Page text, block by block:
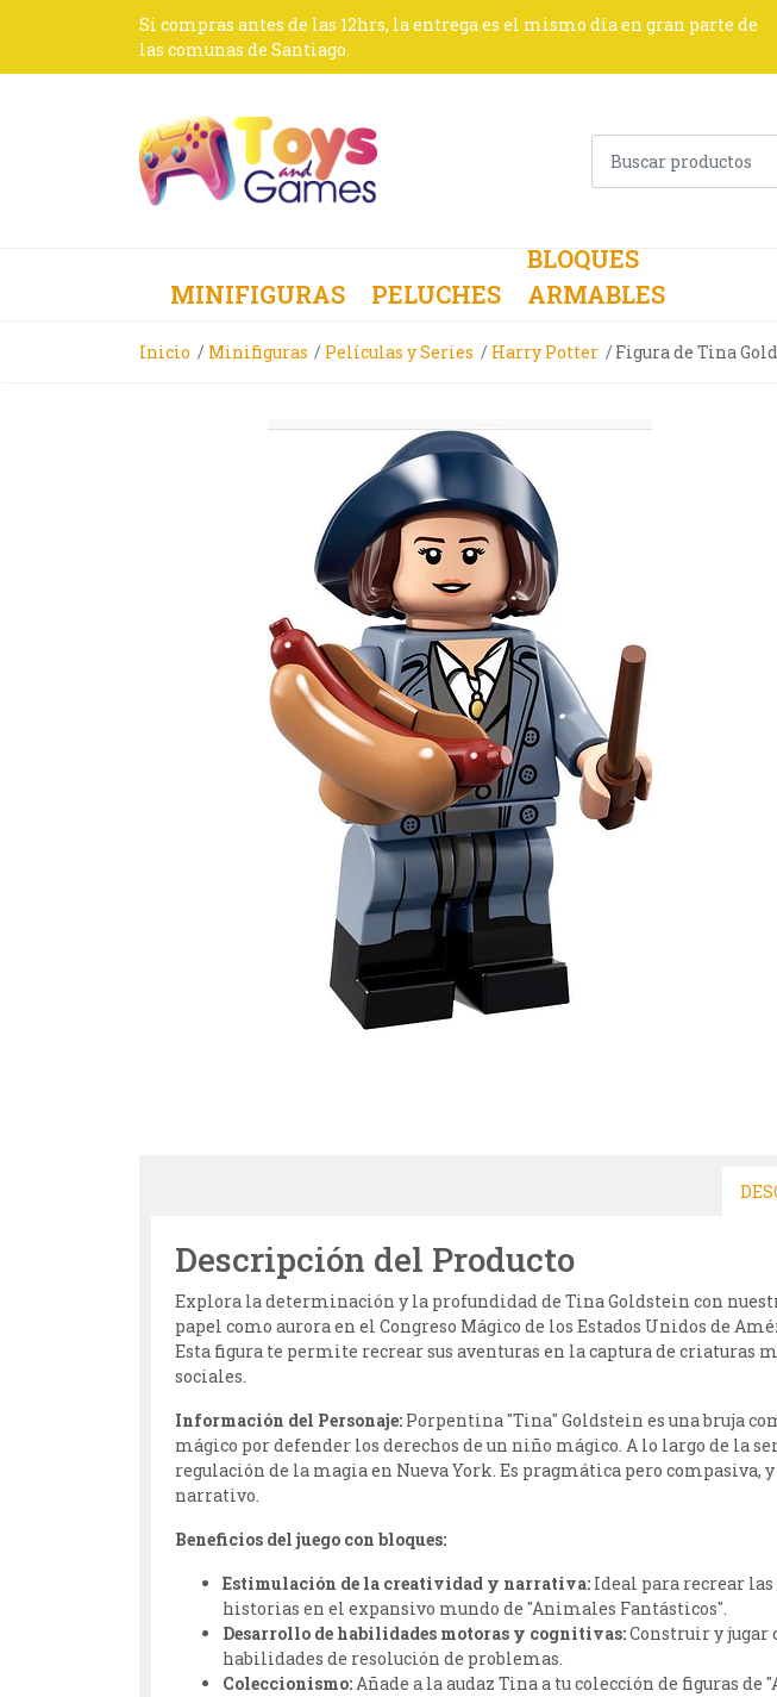
Si compras antes de las 12hrs, la entrega es el mismo día en gran parte de
las comunas de Santiago.
MINIFIGURAS PELUCHES
BLOQUES
ARMABLES
Inicio Minifiguras Películas y Series Harry Potter Figura de Tina
Descripción del Producto
Explora la determinación y la profundidad de Tina Goldstein con
papel como aurora en el Congreso Mágico de los Estados Unidos de
Esta figura te permite recrear sus aventuras en la captura de criaturas
sociales.
Información del Personaje: Porpentina "Tina" Goldstein es una bruja
mágico por defender los derechos de un niño mágico. A lo largo de la
regulación de la magia en Nueva York. Es pragmática pero
narrativo.
Beneficios del juego con bloques:
Estimulación de la creatividad y narrativa: Ideal para recrear las
historias en el expansivo mundo de "Animales Fantásticos".
Desarrollo de habilidades motoras y cognitivas:Construir y jugar
habilidades de resolución de problemas.
Coleccionismo:Añade a la audaz Tina a tu colección de figuras